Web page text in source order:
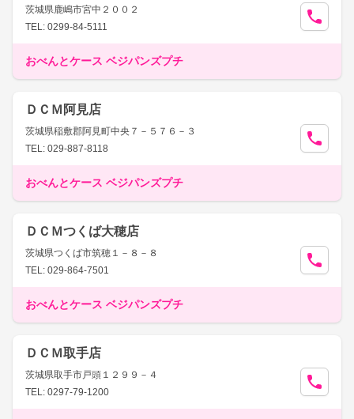
茨城県鹿嶋市宮中２００２
TEL: 0299-84-5111
おべんとケース ベジパンズプチ
ＤＣＭ阿見店
茨城県稲敷郡阿見町中央７－５７６－３
TEL: 029-887-8118
おべんとケース ベジパンズプチ
ＤＣＭつくば大穂店
茨城県つくば市筑穂１－８－８
TEL: 029-864-7501
おべんとケース ベジパンズプチ
ＤＣＭ取手店
茨城県取手市戸頭１２９９－４
TEL: 0297-79-1200